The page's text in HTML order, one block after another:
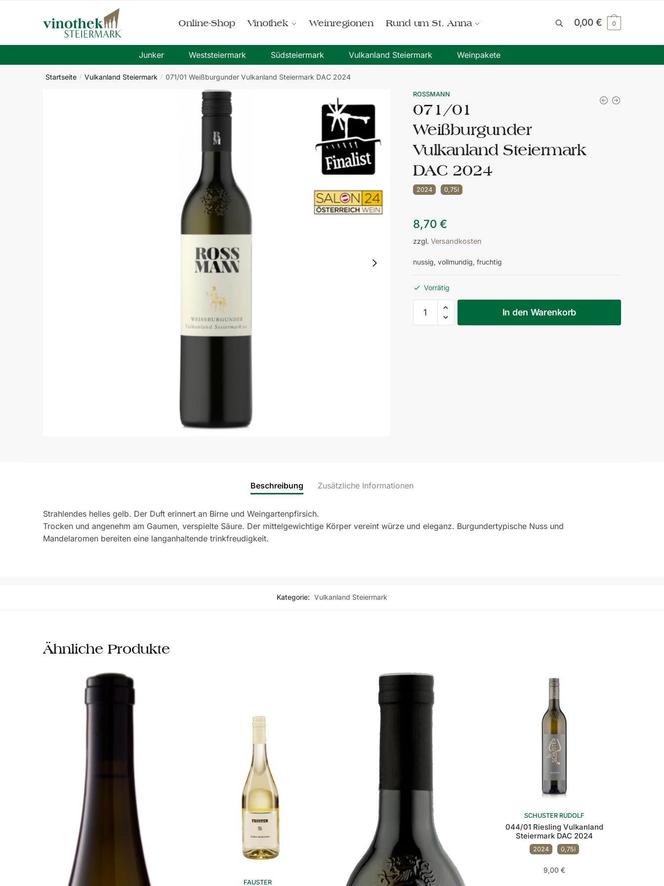
Online-Shop Vinothek Weinregionen Rund um St. Anna 0,00€ 0
Junker Weststeiermark Südsteiermark Vulkanland Steiermark Weinpakete
Startseite / Vulkanland Steiermark / 071/01 Weißburgunder Vulkanland Steiermark DAC 2024
ROSSMANN
071/01
Weißburgunder
Vulkanland Steiermark
DAC 2024
2024 0,75l
8,70 €
zzgl. Versandkosten
nussig, vollmundig, fruchtig
Vorrätig
Weißburgunder
In den Warenkorb
Beschreibung Zusätzliche Informationen
Strahlendes helles gelb. Der Duft erinnert an Birne und Weingartenpfirsich.
Trocken und angenehm am Gaumen, verspielte Säure. Der mittelgewichtige Körper vereint würze und eleganz. Burgundertypische Nuss und
Mandelaromen bereiten eine langanhaltende trinkfreudigkeit.
Kategorie: Vulkanland Steiermark
Ähnliche Produkte
FAUSTER
SCHUSTER RUDOLF
044/01 Riesling Vulkanland
Steiermark DAC 2024
2024 0,75l
9,00 €